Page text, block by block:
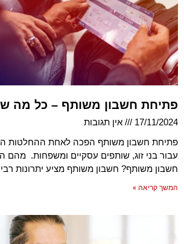
פתיחת חשבון משותף – כל מה
17/11/2024
אין תגובות
פתיחת חשבון משותף הפכה לאחת ההחלטות
עבור בני זוג, שותפים עסקיים ומשפחות. מהם
חשבון משותף? חשבון משותף מציע יתרונות
המשך קריאה »